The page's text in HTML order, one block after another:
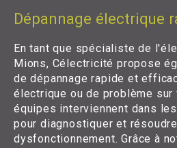
Dépannage électrique
En tant que spécialiste de
Mions, Célectricité propose
de dépannage rapide et
électrique ou de problème
équipes interviennent dans
pour diagnostiquer et
dysfonctionnement. Grâce à